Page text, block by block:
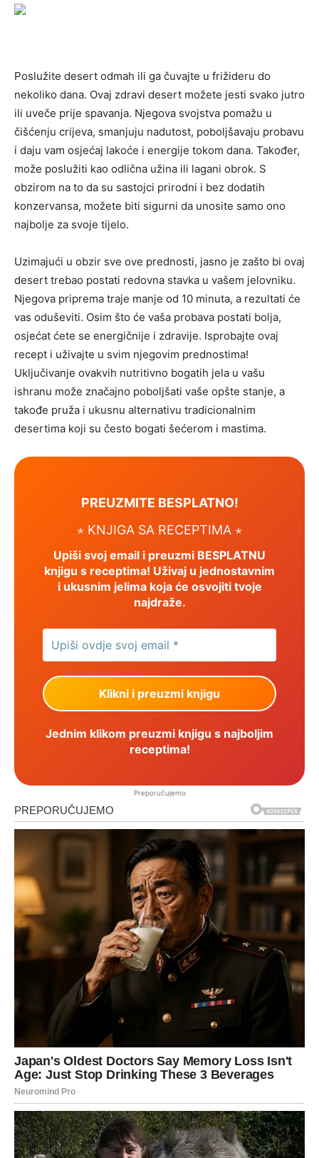
Poslužite desert odmah ili ga čuvajte u frižideru do
nekoliko dana. Ovaj zdravi desert možete jesti svako jutro
ili uveče prije spavanja. Njegova svojstva pomažu u
čišćenju crijeva, smanjuju nadutost, poboljšavaju probavu
i daju vam osjećaj lakoće i energije tokom dana. Također,
može poslužiti kao odlična užina ili lagani obrok. S
obzirom na to da su sastojci prirodni i bez dodatih
konzervansa, možete biti sigurni da unosite samo ono
najbolje za svoje tijelo.
Uzimajući u obzir sve ove prednosti, jasno je zašto bi ovaj
desert trebao postati redovna stavka u vašem jelovniku.
Njegova priprema traje manje od 10 minuta, a rezultati će
vas oduševiti. Osim što će vaša probava postati bolja,
osjećat ćete se energičnije i zdravije. Isprobajte ovaj
recept i uživajte u svim njegovim prednostima!
Uključivanje ovakvih nutritivno bogatih jela u vašu
ishranu može značajno poboljšati vaše opšte stanje, a
takođe pruža i ukusnu alternativu tradicionalnim
desertima koji su često bogati šećerom i mastima.
PREUZMITE BESPLATNO!
⋆ KNJIGA SA RECEPTIMA ⋆
Upiši svoj email i preuzmi BESPLATNU
knjigu s receptima! Uživaj u jednostavnim
i ukusnim jelima koja će osvojiti tvoje
najdraže.
Jednim klikom preuzmi knjigu s najboljim
receptima!
Preporučujemo